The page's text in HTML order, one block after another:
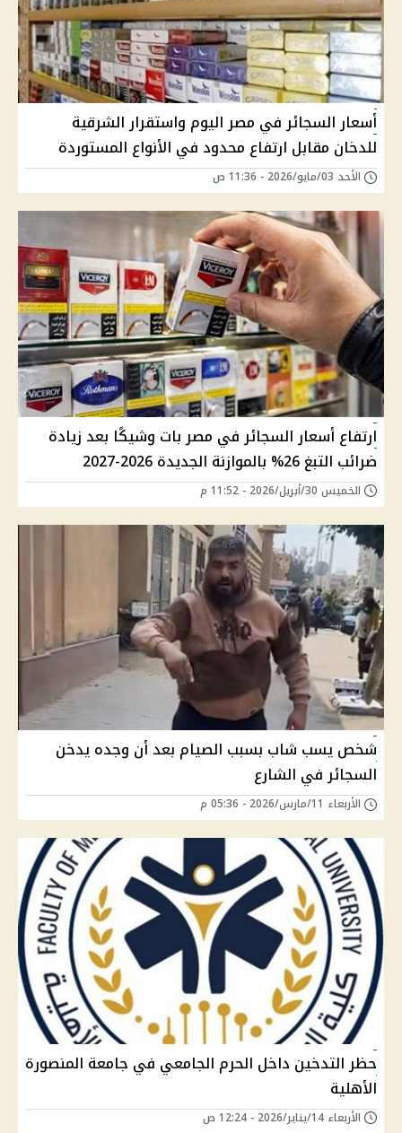
أسعار السجائر في مصر اليوم واستقرار الشرقية
للدخان مقابل ارتفاع محدود في الأنواع المستوردة
الأحد 03/مايو/2026 - 11:36 ص
ارتفاع أسعار السجائر في مصر بات وشيكًا بعد زيادة
ضرائب التبغ 26% بالموازنة الجديدة 2026-2027
الخميس 30/أبريل/2026 - 11:52 م
شخص يسب شاب بسبب الصيام بعد أن وجده يدخن
السجائر في الشارع
الأربعاء 11/مارس/2026 - 05:36 م
حظر التدخين داخل الحرم الجامعي في جامعة المنصورة
الأهلية
الأربعاء 14/يناير/2026 - 12:24 ص